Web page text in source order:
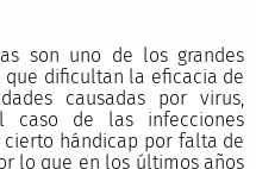
son uno de los grandes
que dificultan la eficacia de
causadas por virus,
caso de las infecciones
cierto hándicap por falta de
lo que en los últimos años